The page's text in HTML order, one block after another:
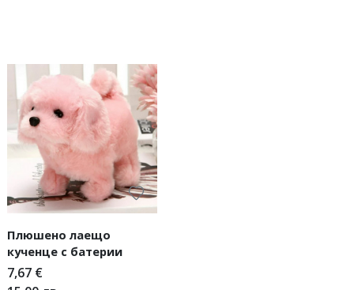
Плюшено лаещо
кученце с батерии
7,67 €